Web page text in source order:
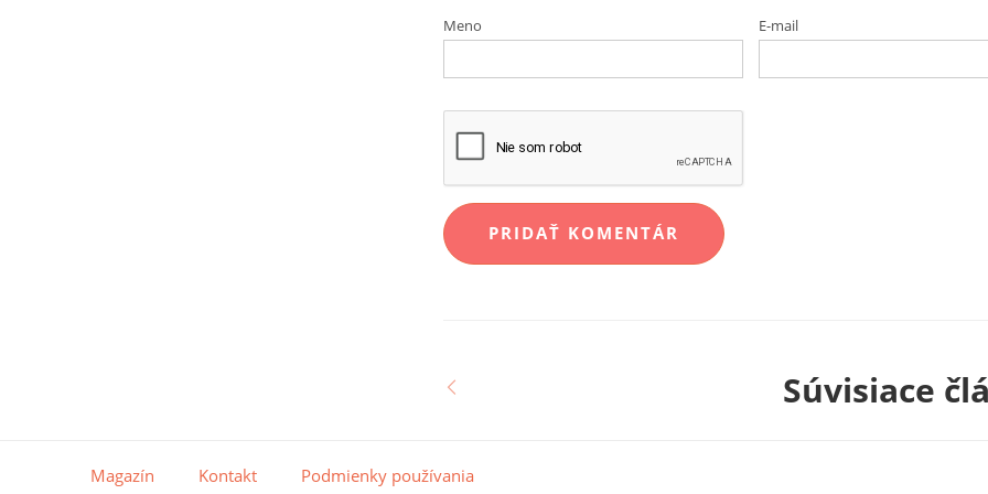
Meno E-mail
Súvisiace
Magazín Kontakt Podmienky používania